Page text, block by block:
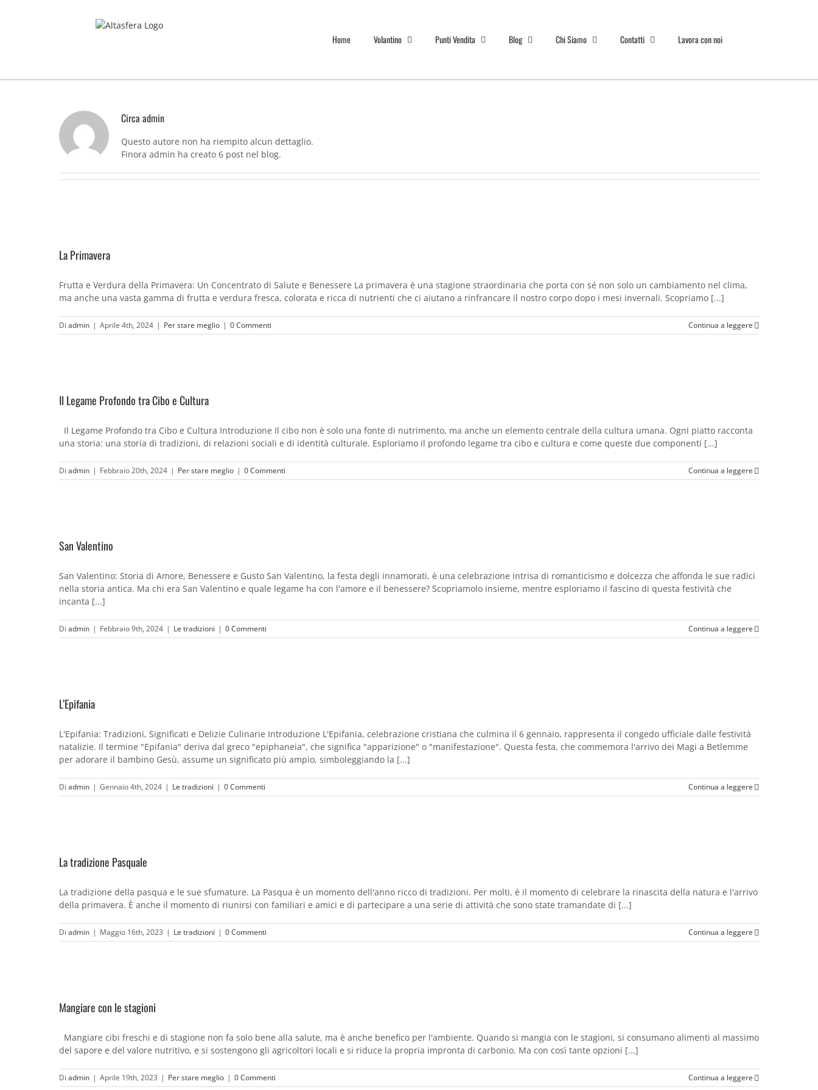
Home Volantino Punti Vendita Blog Chi Siamo Contatti Lavora con noi
Circa admin
Questo autore non ha riempito alcun dettaglio.
Finora admin ha creato 6 post nel blog.
La Primavera
Frutta e Verdura della Primavera: Un Concentrato di Salute e Benessere La primavera è una stagione straordinaria che porta con sé non solo un cambiamento nel clima,
ma anche una vasta gamma di frutta e verdura fresca, colorata e ricca di nutrienti che ci aiutano a rinfrancare il nostro corpo dopo i mesi invernali. Scopriamo [...]
Di admin | Aprile 4th, 2024 | Per stare meglio | 0 Commenti Continua a leggere
Il Legame Profondo tra Cibo e Cultura
Il Legame Profondo tra Cibo e Cultura Introduzione Il cibo non è solo una fonte di nutrimento, ma anche un elemento centrale della cultura umana. Ogni piatto racconta
una storia: una storia di tradizioni, di relazioni sociali e di identità culturale. Esploriamo il profondo legame tra cibo e cultura e come queste due componenti [...]
Di admin | Febbraio 20th, 2024 | Per stare meglio | 0 Commenti Continua a leggere
San Valentino
San Valentino: Storia di Amore, Benessere e Gusto San Valentino, la festa degli innamorati, è una celebrazione intrisa di romanticismo e dolcezza che affonda le sue radici
nella storia antica. Ma chi era San Valentino e quale legame ha con l'amore e il benessere? Scopriamolo insieme, mentre esploriamo il fascino di questa festività che
incanta [...]
Di admin | Febbraio 9th, 2024 | Le tradizioni | 0 Commenti Continua a leggere
L’Epifania
L'Epifania: Tradizioni, Significati e Delizie Culinarie Introduzione L'Epifania, celebrazione cristiana che culmina il 6 gennaio, rappresenta il congedo ufficiale dalle festività
natalizie. Il termine "Epifania" deriva dal greco "epiphaneia", che significa "apparizione" o "manifestazione". Questa festa, che commemora l'arrivo dei Magi a Betlemme
per adorare il bambino Gesù, assume un significato più ampio, simboleggiando la [...]
Di admin | Gennaio 4th, 2024 | Le tradizioni | 0 Commenti Continua a leggere
La tradizione Pasquale
La tradizione della pasqua e le sue sfumature. La Pasqua è un momento dell'anno ricco di tradizioni. Per molti, è il momento di celebrare la rinascita della natura e l'arrivo
della primavera. È anche il momento di riunirsi con familiari e amici e di partecipare a una serie di attività che sono state tramandate di [...]
Di admin | Maggio 16th, 2023 | Le tradizioni | 0 Commenti Continua a leggere
Mangiare con le stagioni
Mangiare cibi freschi e di stagione non fa solo bene alla salute, ma è anche benefico per l'ambiente. Quando si mangia con le stagioni, si consumano alimenti al massimo
del sapore e del valore nutritivo, e si sostengono gli agricoltori locali e si riduce la propria impronta di carbonio. Ma con così tante opzioni [...]
Di admin | Aprile 19th, 2023 | Per stare meglio | 0 Commenti Continua a leggere